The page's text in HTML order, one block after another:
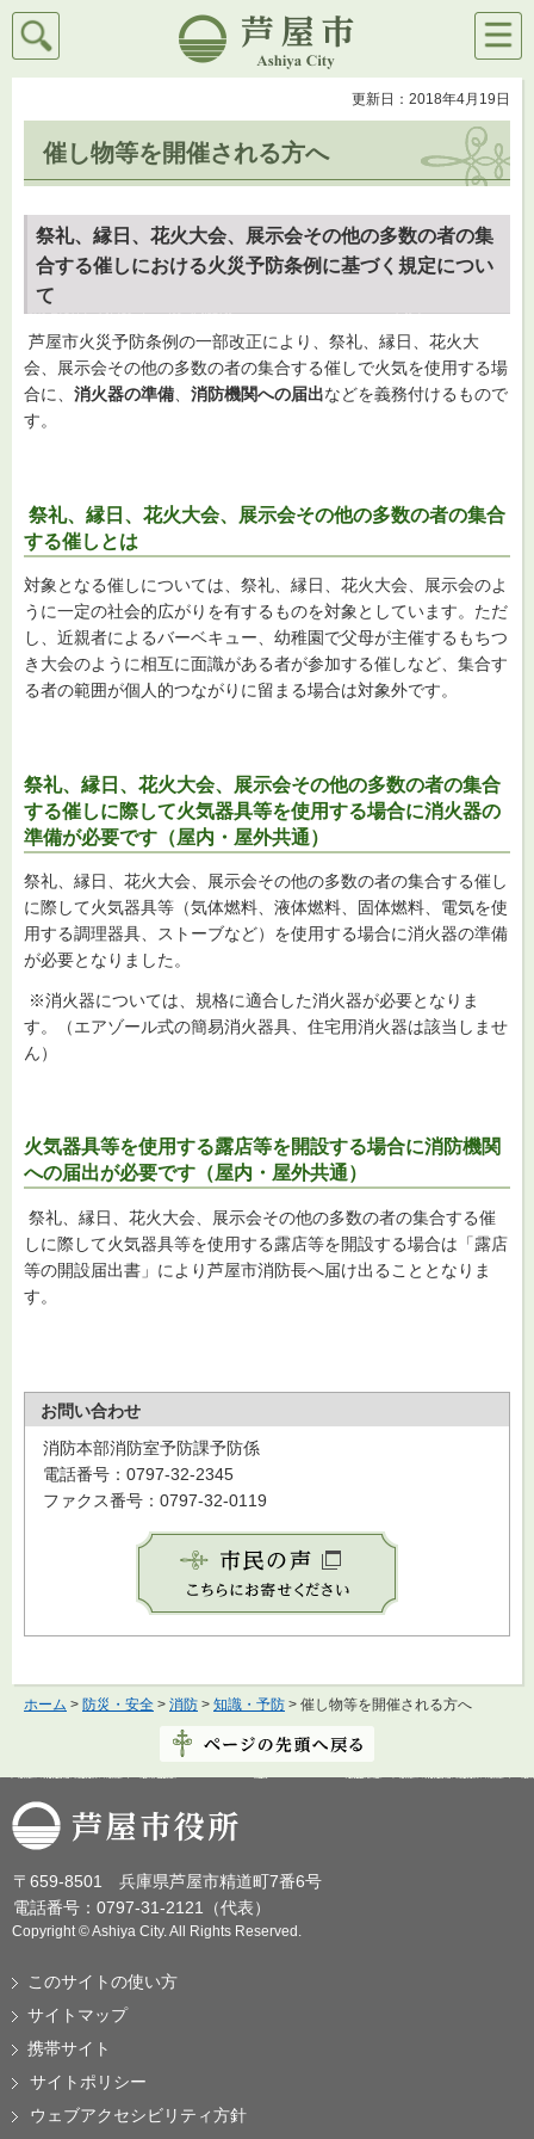
芦屋市
検索
メニ
ュー
更新日：2018年4月19日
催し物等を開催される方へ
祭礼、縁日、花火大会、展示会その他の多数の者の集
合する催しにおける火災予防条例に基づく規定につい
て
芦屋市火災予防条例の一部改正により、祭礼、縁日、花火大
会、展示会その他の多数の者の集合する催しで火気を使用する場
合に、 消火器の準備、 消防機関への届出などを義務付けるもので
す。
祭礼、縁日、花火大会、展示会その他の多数の者の集合
する催しとは
対象となる催しについては、祭礼、縁日、花火大会、展示会のよ
うに一定の社会的広がりを有するものを対象としています。ただ
し、近親者によるバーベキュー、幼稚園で父母が主催するもちつ
き大会のように相互に面識がある者が参加する催しなど、集合す
る者の範囲が個人的つながりに留まる場合は対象外です。
祭礼、縁日、花火大会、展示会その他の多数の者の集合
する催しに際して火気器具等を使用する場合に消火器の
準備が必要です（屋内・屋外共通）
祭礼、縁日、花火大会、展示会その他の多数の者の集合する催し
に際して火気器具等（気体燃料、液体燃料、固体燃料、電気を使
用する調理器具、ストーブなど）を使用する場合に消火器の準備
が必要となりました。
※消火器については、規格に適合した消火器が必要となりま
す。（エアゾール式の簡易消火器具、住宅用消火器は該当しませ
ん）
火気器具等を使用する露店等を開設する場合に消防機関
への届出が必要です（屋内・屋外共通）
祭礼、縁日、花火大会、展示会その他の多数の者の集合する催
しに際して火気器具等を使用する露店等を開設する場合は「露店
等の開設届出書」により芦屋市消防長へ届け出ることとなりま
す。
お問い合わせ
消防本部消防室予防課予防係
電話番号：0797-32-2345
ファクス番号：0797-32-0119
ホーム > 防災・安全 > 消防 > 知識・予防 > 催し物等を開催される方へ
芦屋市役所
〒659-8501 兵庫県芦屋市精道町7番6号
電話番号：0797-31-2121（代表）
Copyright © Ashiya City. All Rights Reserved.
このサイトの使い方
サイトマップ
携帯サイト
サイトポリシー
ウェブアクセシビリティ方針